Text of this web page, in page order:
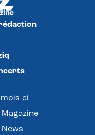
mois-ci